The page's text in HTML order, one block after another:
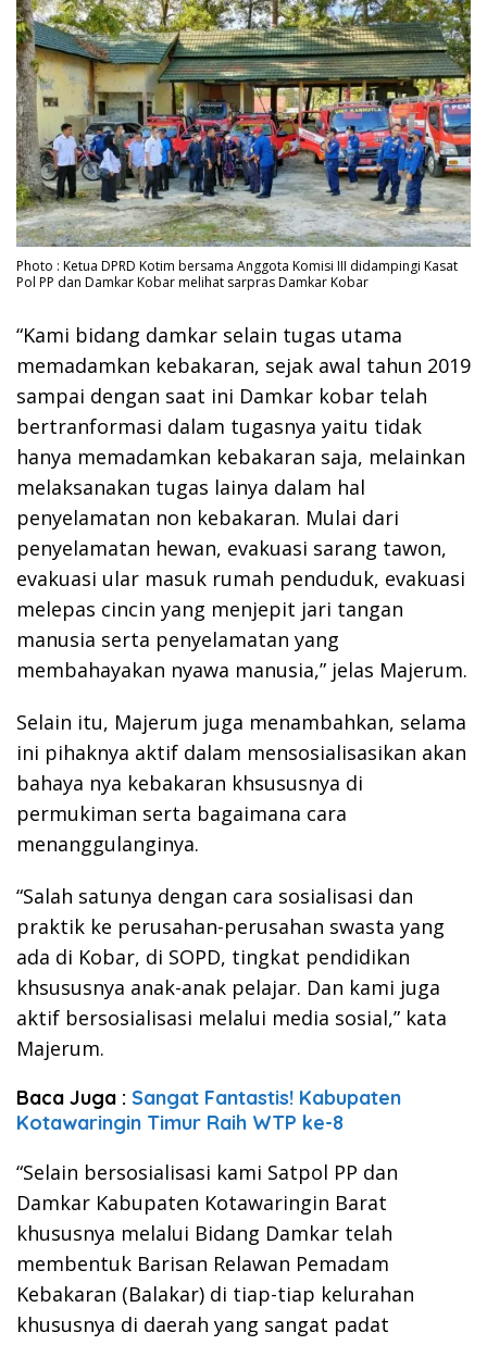
Photo : Ketua DPRD Kotim bersama Anggota Komisi III didampingi Kasat
Pol PP dan Damkar Kobar melihat sarpras Damkar Kobar
“Kami bidang damkar selain tugas utama
memadamkan kebakaran, sejak awal tahun 2019
sampai dengan saat ini Damkar kobar telah
bertranformasi dalam tugasnya yaitu tidak
hanya memadamkan kebakaran saja, melainkan
melaksanakan tugas lainya dalam hal
penyelamatan non kebakaran. Mulai dari
penyelamatan hewan, evakuasi sarang tawon,
evakuasi ular masuk rumah penduduk, evakuasi
melepas cincin yang menjepit jari tangan
manusia serta penyelamatan yang
membahayakan nyawa manusia,” jelas Majerum.
Selain itu, Majerum juga menambahkan, selama
ini pihaknya aktif dalam mensosialisasikan akan
bahaya nya kebakaran khsususnya di
permukiman serta bagaimana cara
menanggulanginya.
“Salah satunya dengan cara sosialisasi dan
praktik ke perusahan-perusahan swasta yang
ada di Kobar, di SOPD, tingkat pendidikan
khsususnya anak-anak pelajar. Dan kami juga
aktif bersosialisasi melalui media sosial,” kata
Majerum.
Baca Juga : Sangat Fantastis! Kabupaten
Kotawaringin Timur Raih WTP ke-8
“Selain bersosialisasi kami Satpol PP dan
Damkar Kabupaten Kotawaringin Barat
khususnya melalui Bidang Damkar telah
membentuk Barisan Relawan Pemadam
Kebakaran (Balakar) di tiap-tiap kelurahan
khususnya di daerah yang sangat padat